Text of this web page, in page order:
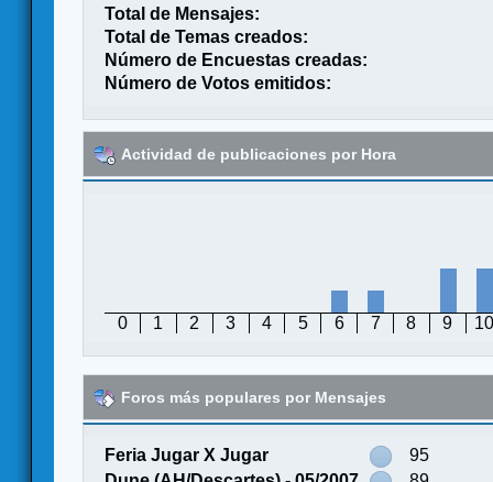
Total de Mensajes:
Total de Temas creados:
Número de Encuestas creadas:
Número de Votos emitidos:
Actividad de publicaciones por Hora
0 1 2 3 4 5 6 7 8 9 10
Foros más populares por Mensajes
Feria Jugar X Jugar
95